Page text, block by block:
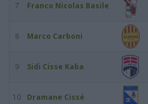
7 Franco Nicolas Basile
8 Marco Carboni
9 Sidi Cisse Kaba
10 Dramane Cissé